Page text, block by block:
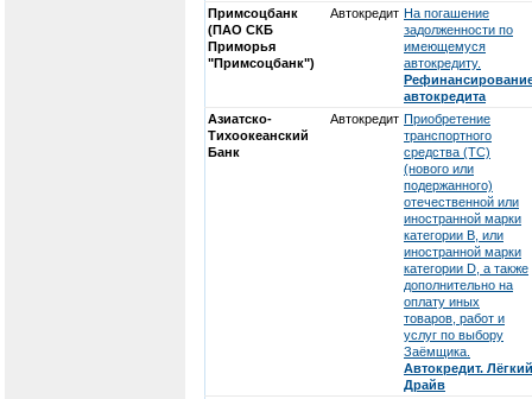
Примсоцбанк
(ПАО СКБ
Приморья
"Примсоцбанк")
Автокредит На погашение
задолженности по
имеющемуся
автокредиту.
автокредита
Азиатско-
Тихоокеанский
Банк
Автокредит Приобретение
транспортного
средства (ТС)
(нового или
подержанного)
отечественной или
иностранной марки
категории В, или
иностранной марки
категории D, а также
дополнительно на
оплату иных
товаров, работ и
услуг по выбору
Заёмщика.
Автокредит. Лёгкий
Драйв